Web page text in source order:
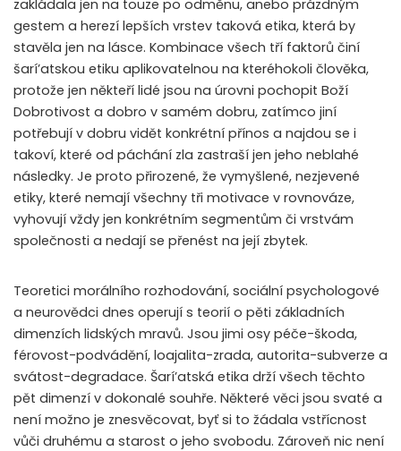
zakládala jen na touze po odměnu, anebo prázdným
gestem a herezí lepších vrstev taková etika, která by
stavěla jen na lásce. Kombinace všech tří faktorů činí
šarí’atskou etiku aplikovatelnou na kteréhokoli člověka,
protože jen někteří lidé jsou na úrovni pochopit Boží
Dobrotivost a dobro v samém dobru, zatímco jiní
potřebují v dobru vidět konkrétní přínos a najdou se i
takoví, které od páchání zla zastraší jen jeho neblahé
následky. Je proto přirozené, že vymyšlené, nezjevené
etiky, které nemají všechny tři motivace v rovnováze,
vyhovují vždy jen konkrétním segmentům či vrstvám
společnosti a nedají se přenést na její zbytek.
Teoretici morálního rozhodování, sociální psychologové
a neurovědci dnes operují s teorií o pěti základních
dimenzích lidských mravů. Jsou jimi osy péče-škoda,
férovost-podvádění, loajalita-zrada, autorita-subverze a
svátost-degradace. Šarí’atská etika drží všech těchto
pět dimenzí v dokonalé souhře. Některé věci jsou svaté a
není možno je znesvěcovat, byť si to žádala vstřícnost
vůči druhému a starost o jeho svobodu. Zároveň nic není